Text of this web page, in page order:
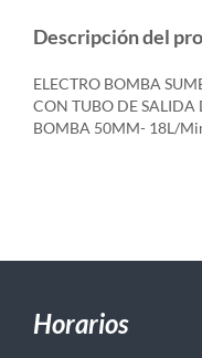
Descripción del
ELECTRO BOMBA
CON TUBO DE
BOMBA 50MM- 18L/
Horarios